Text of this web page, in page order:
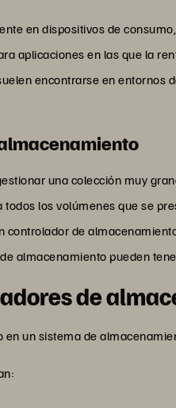
en dispositivos de
aplicaciones en las que la
encontrarse en
una colección muy
los volúmenes que se
de
almacenamiento pueden
de
un sistema de